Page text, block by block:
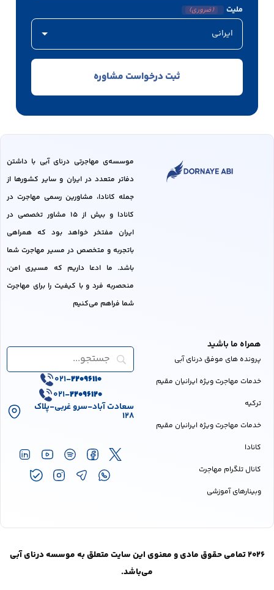
ملیت (ضروری)
موسسه‌ی مهاجرتی درنای آبی با داشتن
دفاتر متعدد در ایران و سایر کشور‌ها از
جمله کانادا، مشاورین رسمی مهاجرت در
کانادا و بیش از 15 مشاور تخصصی در
ایران مفتخر خواهد بود که همراهی
باتجربه و متخصص در مسیر مهاجرت شما
باشد. ما ادعا داریم که مسیری امن،
منحصربه فرد و با کیفیت را برای مهاجرت
شما فراهم می‌کنیم
همراه ما باشید
پرونده های موفق درنای آبی
خدمات مهاجرت ویژه ایرانیان مقیم
ترکیه
خدمات مهاجرت ویژه ایرانیان مقیم
کانادا
کانال تلگرام مهاجرت
وبینارهای آموزشی
021-22096110
021-22096120
سعادت آباد-سرو غربی-پلاک
128
2026 تمامی حقوق مادی و معنوی این سایت متعلق به موسسه درنای آبی
می‌باشد.